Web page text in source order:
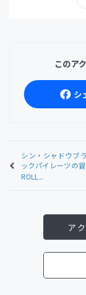
このア
シ
シン・シャドウブ
ックパイレーツの
ROLL...
ア